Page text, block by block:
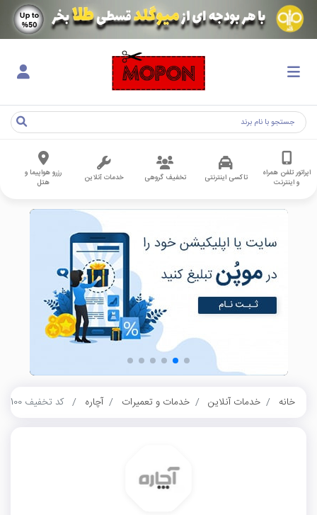
اپراتور تلفن همراه
و اینترنت
تاکسی اینترنتی تخفیف گروهی خدمات آنلاین
رزرو هواپیما و
هتل
خانه خدمات آنلاین خدمات و تعمیرات آچاره کد تخفیف 100 هزار تومانی تعمیر و سرویس کولر آچاره